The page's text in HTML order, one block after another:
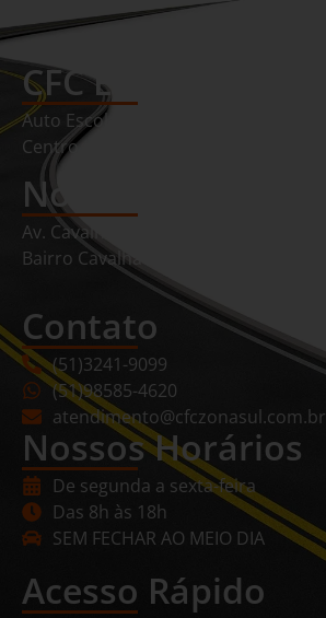
CFC Ética Zona Sul
Auto Escola em Porto Alegre
Centro de formação de condutores
Nosso Endereço
Av. Cavalhada, 2167 loja 01
Bairro Cavalhada Porto Alegre/RS
Contato
(51)3241-9099
(51)98585-4620
atendimento@cfczonasul.com.br
Nossos Horários
De segunda a sexta-feira
Das 8h às 18h
SEM FECHAR AO MEIO DIA
Acesso Rápido